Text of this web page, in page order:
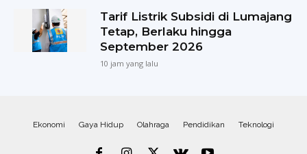
Tarif Listrik Subsidi di Lumajang
Tetap, Berlaku hingga
September 2026
10 jam yang lalu
Ekonomi Gaya Hidup Olahraga Pendidikan Teknologi